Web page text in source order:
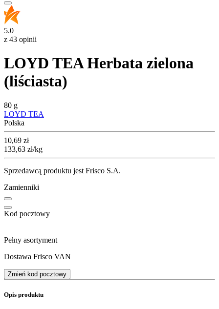
5.0
z 43 opinii
LOYD TEA Herbata zielona
(liściasta)
80 g
LOYD TEA
Polska
Cena
10,69 zł
133,63 zł/kg
Sprzedawcą produktu jest Frisco S.A.
Zamienniki
Kod pocztowy
Pełny asortyment
Dostawa Frisco VAN
Zmień kod pocztowy
Opis produktu